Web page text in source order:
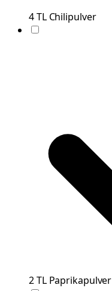
4TL Chilipulver
2TL Paprikapulver